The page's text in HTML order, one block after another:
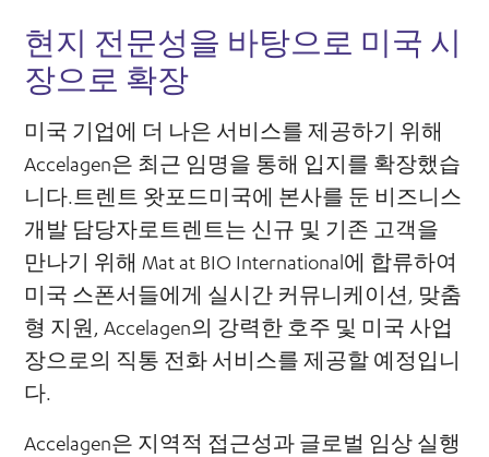
현지 전문성을 바탕으로 미국 시
장으로 확장
미국 기업에 더 나은 서비스를 제공하기 위해
Accelagen은 최근 임명을 통해 입지를 확장했습
니다.트렌트 왓포드 미국에 본사를 둔 비즈니스
개발 담당자로트렌트는 신규 및 기존 고객을
만나기 위해 Mat at BIO International에 합류하여
미국 스폰서들에게 실시간 커뮤니케이션, 맞춤
형 지원, Accelagen의 강력한 호주 및 미국 사업
장으로의 직통 전화 서비스를 제공할 예정입니
다.
Accelagen은 지역적 접근성과 글로벌 임상 실행